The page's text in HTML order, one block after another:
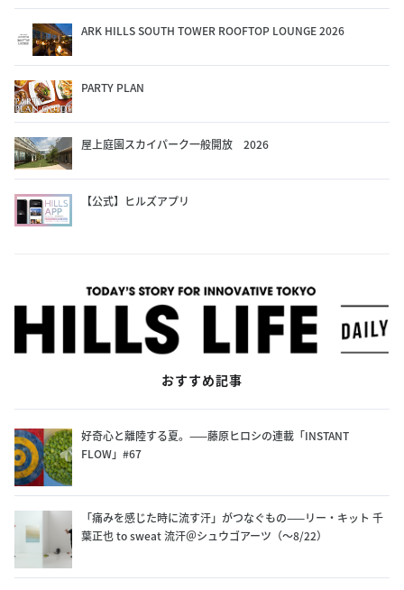
ARK HILLS SOUTH TOWER ROOFTOP LOUNGE 2026
PARTY PLAN
屋上庭園スカイパーク一般開放 2026
【公式】ヒルズアプリ
おすすめ記事
好奇心と離陸する夏。——藤原ヒロシの連載「INSTANT
FLOW」#67
「痛みを感じた時に流す汗」がつなぐもの——リー・キット 千
葉正也 to sweat 流汗＠シュウゴアーツ（〜8/22）